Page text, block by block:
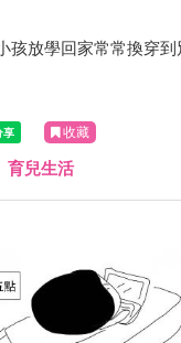
孩放學回家常常換穿
收藏
育兒生活